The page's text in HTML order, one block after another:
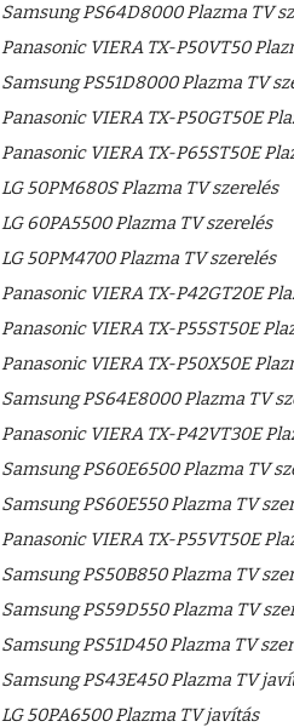
Samsung PS64D8000 Plazma TV
Panasonic VIERA TX-P50VT50
Samsung PS51D8000 Plazma TV
Panasonic VIERA TX-P50GT50E
Panasonic VIERA TX-P65ST50E
LG 50PM680S Plazma TV szerelés
LG 60PA5500 Plazma TV szerelés
LG 50PM4700 Plazma TV szerelés
Panasonic VIERA TX-P42GT20E
Panasonic VIERA TX-P55ST50E
Panasonic VIERA TX-P50X50E
Samsung PS64E8000 Plazma TV
Panasonic VIERA TX-P42VT30E
Samsung PS60E6500 Plazma TV
Samsung PS60E550 Plazma TV
Panasonic VIERA TX-P55VT50E
Samsung PS50B850 Plazma TV
Samsung PS59D550 Plazma TV
Samsung PS51D450 Plazma TV
Samsung PS43E450 Plazma TV
LG 50PA6500 Plazma TV javítás